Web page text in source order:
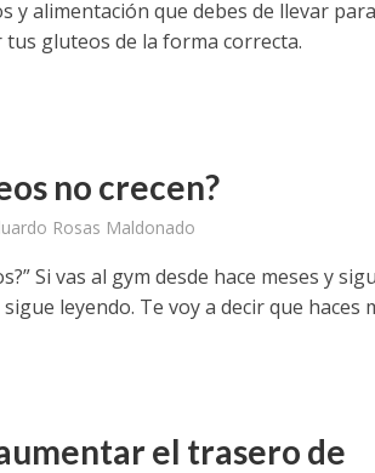
y alimentación que debes de llevar para
gluteos de la forma correcta.
no crecen?
Rosas Maldonado
Si vas al gym desde hace meses y
leyendo. Te voy a decir que haces
el trasero de